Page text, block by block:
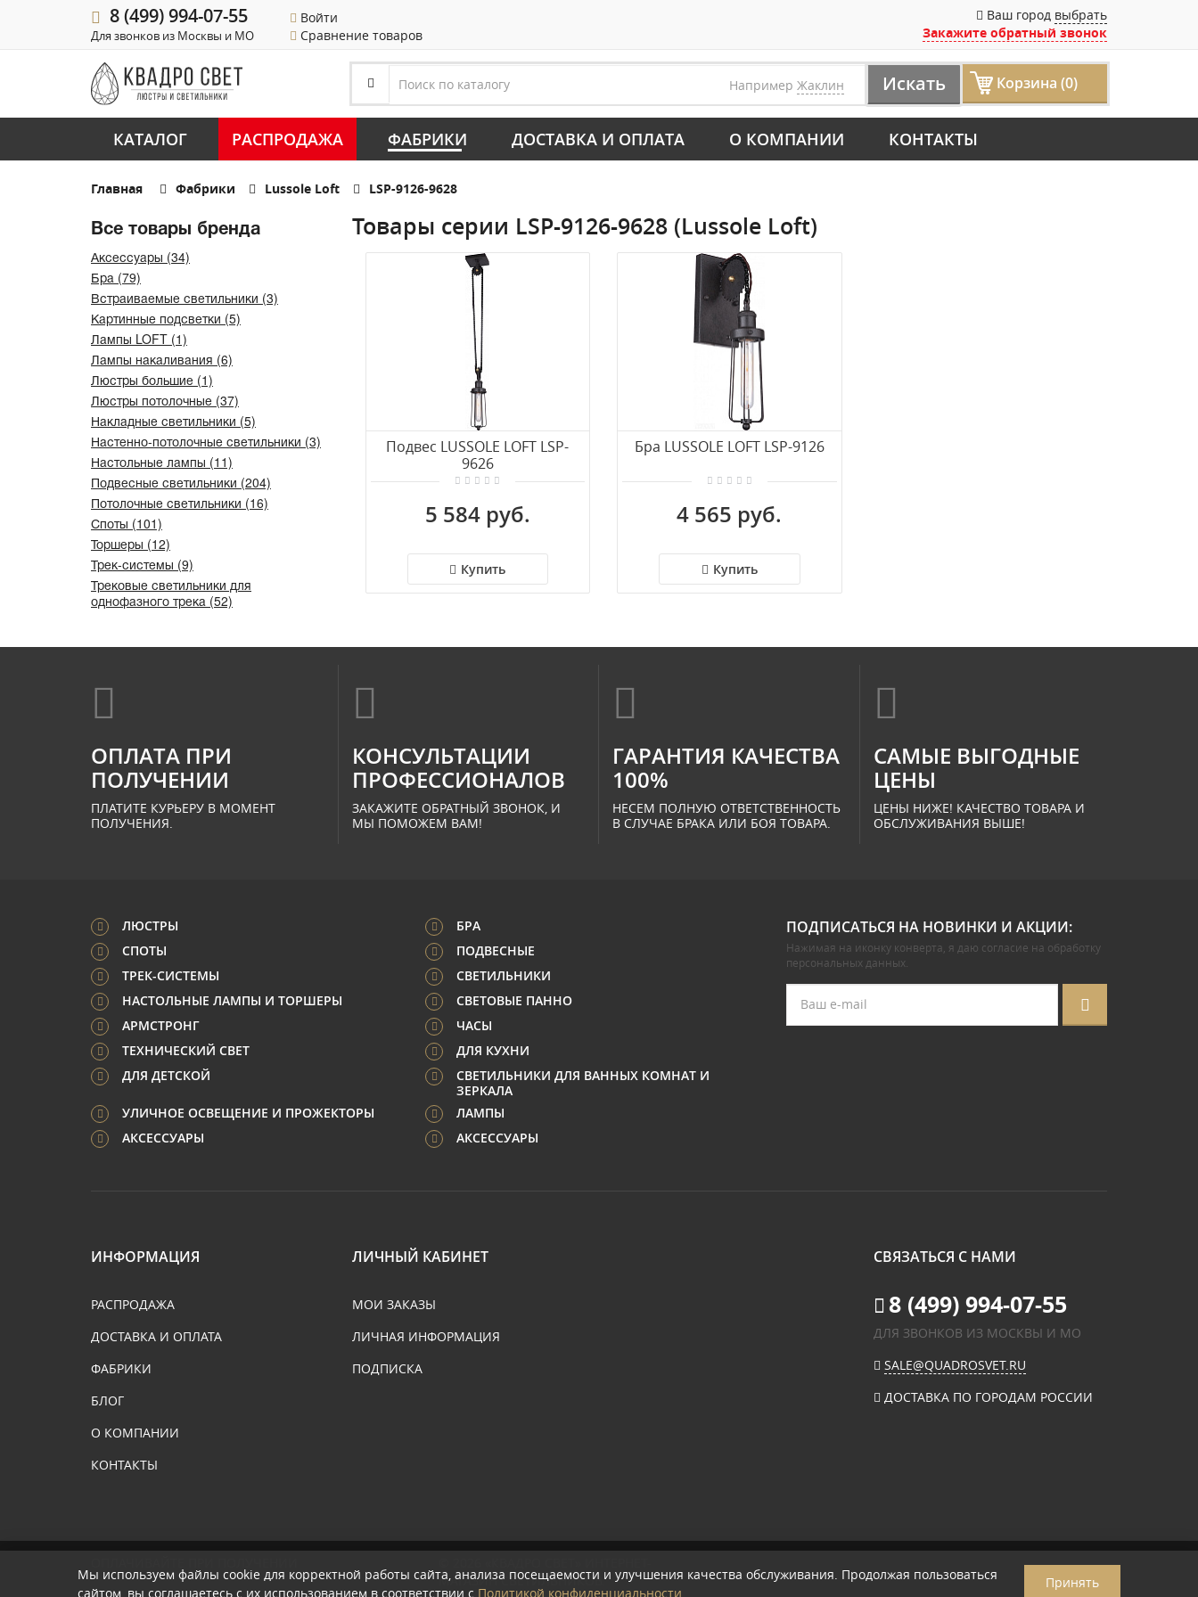
8 (499) 994-07-55
Для звонков из Москвы и МО
Войти
Сравнение товаров
Ваш город выбрать
Закажите обратный звонок
Например Жаклин Искать Корзина (0)
КАТАЛОГ РАСПРОДАЖА ФАБРИКИ ДОСТАВКА И ОПЛАТА О КОМПАНИИ КОНТАКТЫ
Главная Фабрики Lussole Loft LSP-9126-9628
Все товары бренда
Аксессуары (34)
Бра (79)
Встраиваемые светильники (3)
Картинные подсветки (5)
Лампы LOFT (1)
Лампы накаливания (6)
Люстры большие (1)
Люстры потолочные (37)
Накладные светильники (5)
Настенно-потолочные светильники (3)
Настольные лампы (11)
Подвесные светильники (204)
Потолочные светильники (16)
Споты (101)
Торшеры (12)
Трек-системы (9)
Трековые светильники для
однофазного трека (52)
Товары серии LSP-9126-9628 (Lussole Loft)
Подвес LUSSOLE LOFT LSP-
9626
5 584 руб.
Купить
Бра LUSSOLE LOFT LSP-9126
4 565 руб.
Купить
ОПЛАТА ПРИ
ПОЛУЧЕНИИ
ПЛАТИТЕ КУРЬЕРУ В МОМЕНТ
ПОЛУЧЕНИЯ.
КОНСУЛЬТАЦИИ
ПРОФЕССИОНАЛОВ
ЗАКАЖИТЕ ОБРАТНЫЙ ЗВОНОК, И
МЫ ПОМОЖЕМ ВАМ!
ГАРАНТИЯ КАЧЕСТВА
100%
НЕСЕМ ПОЛНУЮ ОТВЕТСТВЕННОСТЬ
В СЛУЧАЕ БРАКА ИЛИ БОЯ ТОВАРА.
САМЫЕ ВЫГОДНЫЕ
ЦЕНЫ
ЦЕНЫ НИЖЕ! КАЧЕСТВО ТОВАРА И
ОБСЛУЖИВАНИЯ ВЫШЕ!
ЛЮСТРЫ
БРА
СПОТЫ
ПОДВЕСНЫЕ
ТРЕК-СИСТЕМЫ
СВЕТИЛЬНИКИ
НАСТОЛЬНЫЕ ЛАМПЫ И ТОРШЕРЫ
СВЕТОВЫЕ ПАННО
АРМСТРОНГ
ЧАСЫ
ТЕХНИЧЕСКИЙ СВЕТ
ДЛЯ КУХНИ
ДЛЯ ДЕТСКОЙ
СВЕТИЛЬНИКИ ДЛЯ ВАННЫХ КОМНАТ И
ЗЕРКАЛА
УЛИЧНОЕ ОСВЕЩЕНИЕ И ПРОЖЕКТОРЫ
ЛАМПЫ
АКСЕССУАРЫ
АКСЕССУАРЫ
ПОДПИСАТЬСЯ НА НОВИНКИ И АКЦИИ:
Нажимая на иконку конверта, я даю согласие на обработку
персональных данных.
ИНФОРМАЦИЯ
РАСПРОДАЖА
ДОСТАВКА И ОПЛАТА
ФАБРИКИ
БЛОГ
О КОМПАНИИ
КОНТАКТЫ
ЛИЧНЫЙ КАБИНЕТ
МОИ ЗАКАЗЫ
ЛИЧНАЯ ИНФОРМАЦИЯ
ПОДПИСКА
СВЯЗАТЬСЯ С НАМИ
8 (499) 994-07-55
ДЛЯ ЗВОНКОВ ИЗ МОСКВЫ И МО
SALE@QUADROSVET.RU
ДОСТАВКА ПО ГОРОДАМ РОССИИ
МАГАЗИН СВЕТИЛЬНИКОВ .
Мы используем файлы cookie для корректной работы сайта, анализа посещаемости и улучшения качества обслуживания. Продолжая пользоваться
сайтом, вы соглашаетесь с их использованием в соответствии с Политикой конфиденциальности
Принять